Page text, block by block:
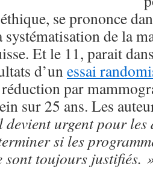
se prononce
systématisation de la
Et le 11, parait
d’unessai
par
sur 25 ans. Les
urgent pour les
si les
sont toujours justifiés.